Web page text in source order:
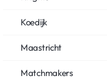
Koedijk
Maastricht
Matchmakers